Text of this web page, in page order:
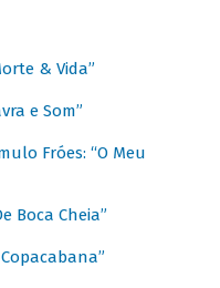
& Vida”
e Som”
Fróes: “O Meu
Boca Cheia”